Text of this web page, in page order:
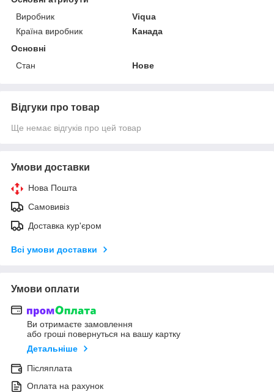
Виробник
Viqua
Країна виробник
Канада
Основні
Стан
Нове
Відгуки про товар
Ще немає відгуків про цей товар
Умови доставки
Нова Пошта
Самовивіз
Доставка кур'єром
Всі умови доставки
Умови оплати
Ви отримаєте замовлення
або гроші повернуться на вашу картку
Детальніше
Післяплата
Оплата на рахунок